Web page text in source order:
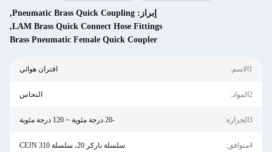
إبراز: Pneumatic Brass Quick Coupling
,
LAM Brass Quick Connect Hose Fittings
,
Brass Pneumatic Female Quick Coupler
1الاسم: اقتران هوائي
2المواد: النحاس
3الحرارة: -20 درجة مئوية ~ 120 درجة مئوية
4متوافق: سلسلة باركر 20، سلسلة CEJN 310